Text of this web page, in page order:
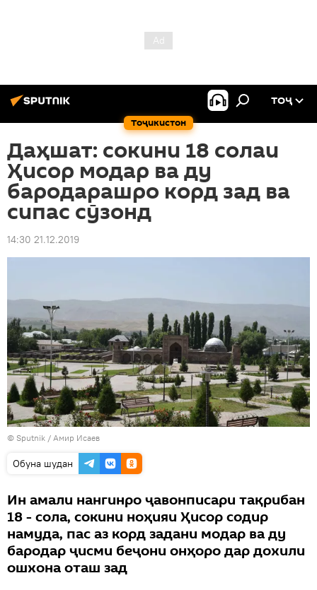
Тоҷикистон
ТОҶ
Даҳшат: сокини 18 солаи
Ҳисор модар ва ду
бародарашро корд зад ва
сипас сӯзонд
14:30 21.12.2019
© Sputnik / Амир Исаев
Обуна шудан
Ин амали нангинро ҷавонписари тақрибан
18 - сола, сокини ноҳияи Ҳисор содир
намуда, пас аз корд задани модар ва ду
бародар ҷисми беҷони онҳоро дар дохили
ошхона оташ зад